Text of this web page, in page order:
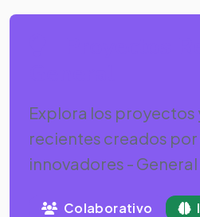
Explora los proyectos
recientes creados
innovadores - General
Colaborativo